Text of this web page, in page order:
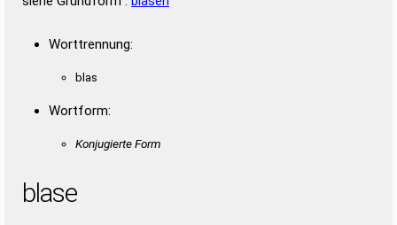
Worttrennung:
blas
Wortform:
Konjugierte Form
blase